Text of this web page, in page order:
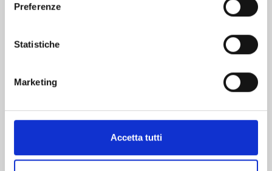
Preferenze
Statistiche
Marketing
Accetta tutti
Mostra tutto